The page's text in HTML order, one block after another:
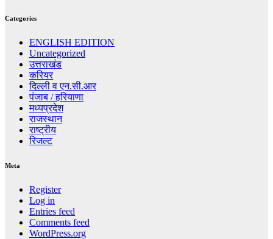
Categories
ENGLISH EDITION
Uncategorized
उत्तराखंड
करियर
दिल्ली व एन.सी.आर
पंजाब / हरियाणा
मध्यप्रदेश
राजस्थान
राष्ट्रीय
रिजल्ट
Meta
Register
Log in
Entries feed
Comments feed
WordPress.org